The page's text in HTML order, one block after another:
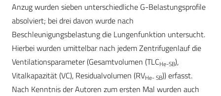
Anzug wurden sieben unterschiedliche G-Belastungsprofile
absolviert; bei drei davon wurde nach
Beschleunigungsbelastung die Lungenfunktion untersucht.
Hierbei wurden umittelbar nach jedem Zentrifugenlauf die
Ventilationsparameter (Gesamtvolumen (TLCHe-SB),
Vitalkapazität (VC), Residualvolumen (RVHe- SB)) erfasst.
Nach Kenntnis der Autoren zum ersten Mal wurden auch